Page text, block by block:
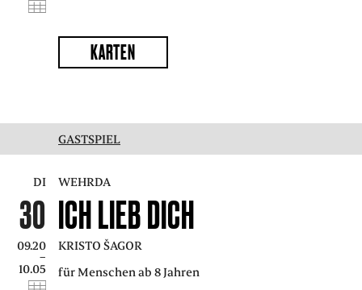
KARTEN
GASTSPIEL
DI
30
09.20
–
10.05
WEHRDA
ICH LIEB DICH
KRISTO ŠAGOR
für Menschen ab 8 Jahren